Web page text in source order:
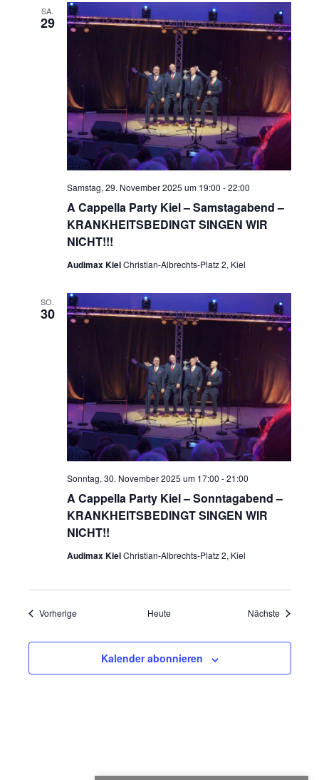
SA.
29
A Cappella Party Kiel – Samstagabend –
KRANKHEITSBEDINGT SINGEN WIR
NICHT!!!
Samstag, 29. November 2025 um 19:00 -22:00
Audimax KielChristian-Albrechts-Platz 2, Kiel
SO.
30
A Cappella Party Kiel – Sonntagabend –
KRANKHEITSBEDINGT SINGEN WIR
NICHT!!
Sonntag, 30. November 2025 um 17:00 -21:00
Audimax KielChristian-Albrechts-Platz 2, Kiel
VorherigeVeranstaltungen Heute Nächste
Kalender abonnieren